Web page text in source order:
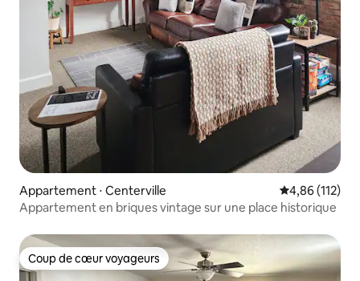
Appartement ⋅ Centerville Évaluation
4,86 (112)
Appartement en briques vintage sur une place historique
Coup de cœur voyageurs
Coup de cœur voyageurs